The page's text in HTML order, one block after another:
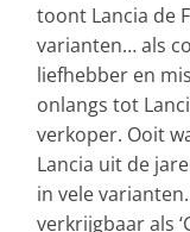
toont Lancia de
varianten… als
liefhebber en
onlangs tot
verkoper. Ooit
Lancia uit de
in vele
verkrijgbaar als